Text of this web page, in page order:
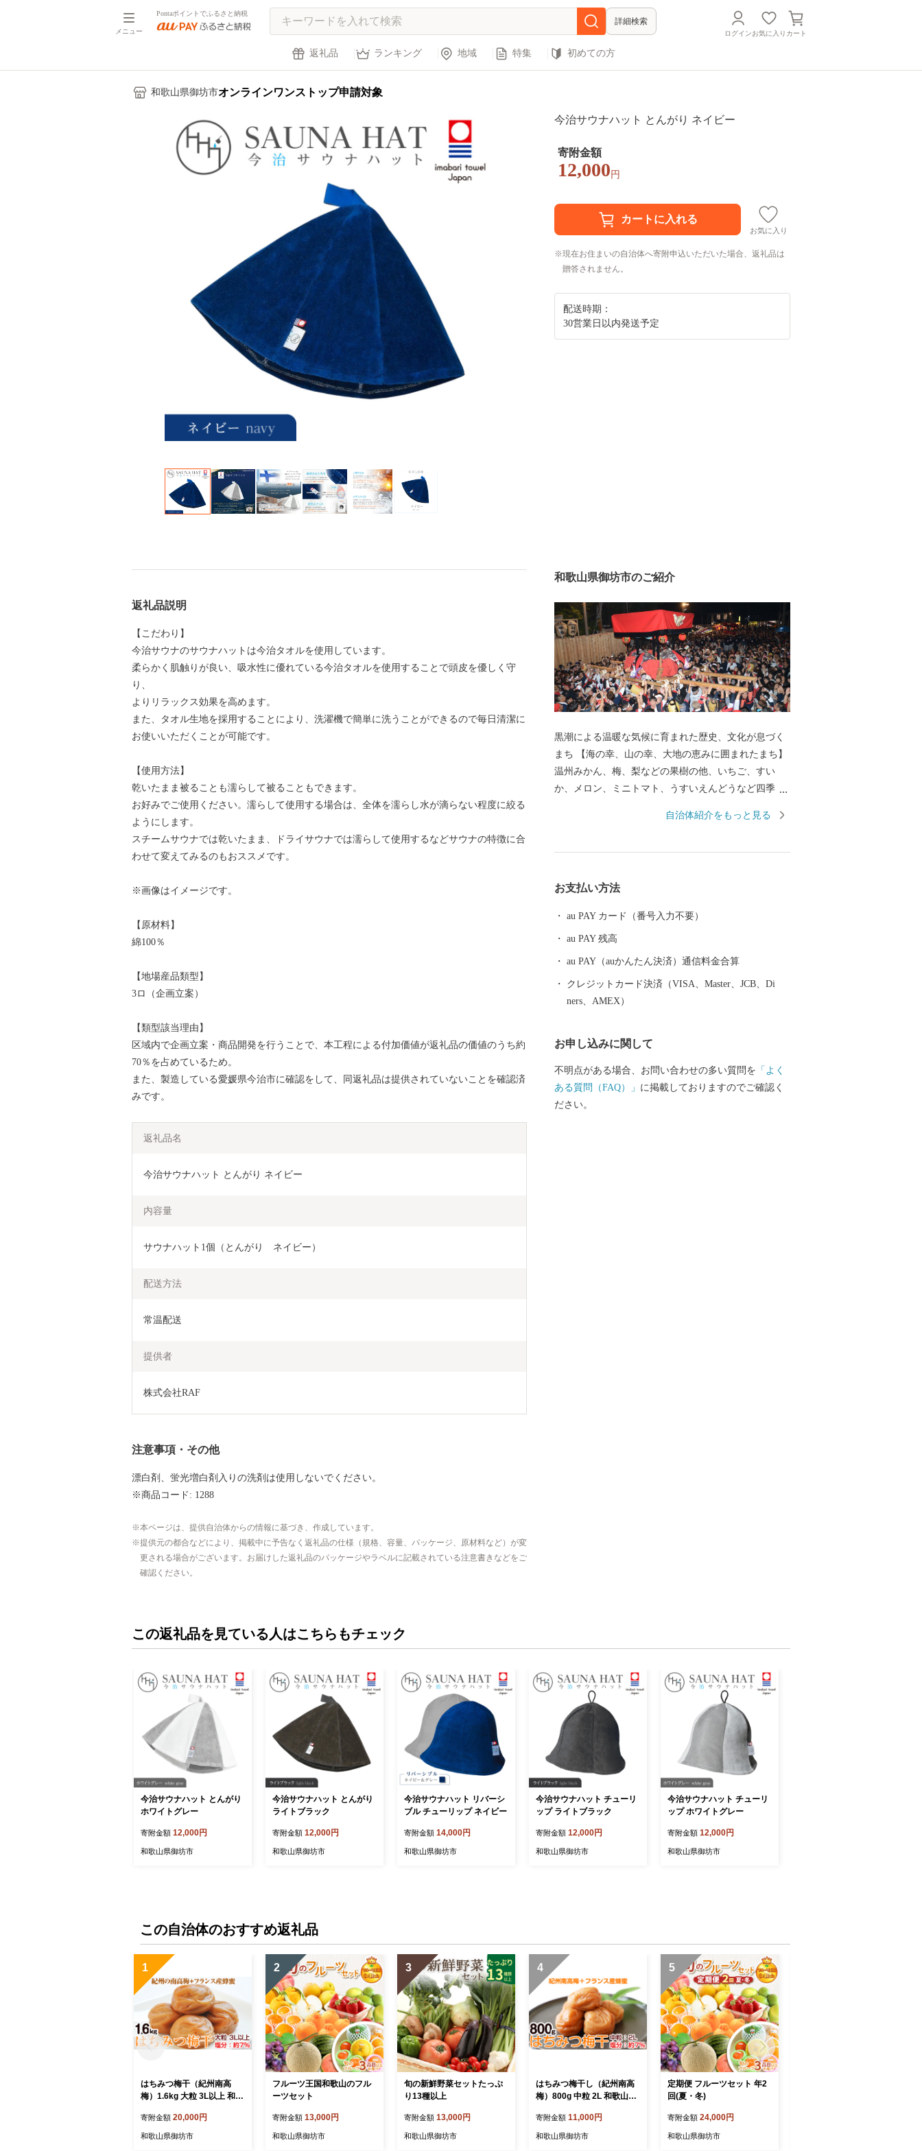
メニュー
Pontaポイントでふるさと納税
詳細検索
ログインお気に入り カート
返礼品 ランキング 地域 特集 初めての方
和歌山県御坊市オンラインワンストップ申請対象
今治サウナハット とんがり ネイビー
寄附金額
12,000 円
お気に入り
現在お住まいの自治体へ寄附申込いただいた場合、返礼品は
贈答されません。
配送時期：
30営業日以内発送予定
返礼品説明
【こだわり】
今治サウナのサウナハットは今治タオルを使用しています。
柔らかく肌触りが良い、吸水性に優れている今治タオルを使用することで頭皮を優しく守
り、
よりリラックス効果を高めます。
また、タオル生地を採用することにより、洗濯機で簡単に洗うことができるので毎日清潔に
お使いいただくことが可能です。
【使用方法】
乾いたまま被ることも濡らして被ることもできます。
お好みでご使用ください。濡らして使用する場合は、全体を濡らし水が滴らない程度に絞る
ようにします。
スチームサウナでは乾いたまま、ドライサウナでは濡らして使用するなどサウナの特徴に合
わせて変えてみるのもおススメです。
※画像はイメージです。
【原材料】
綿100％
【地場産品類型】
3ロ（企画立案）
【類型該当理由】
区域内で企画立案・商品開発を行うことで、本工程による付加価値が返礼品の価値のうち約
70％を占めているため。
また、製造している愛媛県今治市に確認をして、同返礼品は提供されていないことを確認済
みです。
返礼品名
今治サウナハット とんがり ネイビー
内容量
サウナハット1個（とんがり　ネイビー）
配送方法
常温配送
提供者
株式会社RAF
注意事項・その他
漂白剤、蛍光増白剤入りの洗剤は使用しないでください。
※商品コード: 1288
本ページは、提供自治体からの情報に基づき、作成しています。
提供元の都合などにより、掲載中に予告なく返礼品の仕様（規格、容量、パッケージ、原材料など）が変
更される場合がございます。お届けした返礼品のパッケージやラベルに記載されている注意書きなどをご
確認ください。
和歌山県御坊市のご紹介
黒潮による温暖な気候に育まれた歴史、文化が息づく
まち 【海の幸、山の幸、大地の恵みに囲まれたまち】
温州みかん、梅、梨などの果樹の他、いちご、すい
か、メロン、ミニトマト、うすいえんどうなど四季
紀伊水道の豊かな漁場では、あじ、さば、タチウオ、
知られています。 【自然あふれる豊かなまち】 いちご
狩りやメロン狩り、花摘みを楽しめる観光農園、高速
場があり、大阪から約2時間、気軽にアウトドアが楽し
めます。 【歴史とロマンが息づくまち】 熊野古道（紀
伊路）にある旧跡をはじめ、「御坊」の由来となった
暮らせるための福祉の充実に活用いたします。 笑顔あ
ふれる御坊のために皆様の応援をよろしくお願いしま
自治体紹介をもっと見る
お支払い方法
au PAY カード（番号入力不要）
au PAY 残高
au PAY（auかんたん決済）通信料金合算
クレジットカード決済（VISA、Master、JCB、Di
ners、AMEX）
お申し込みに関して
不明点がある場合、お問い合わせの多い質問を 「よく
ある質問（FAQ）」 に掲載しておりますのでご確認く
ださい。
この返礼品を見ている人はこちらもチェック
今治サウナハット とんがり
ホワイトグレー
寄附金額 12,000円
和歌山県御坊市
今治サウナハット とんがり
ライトブラック
寄附金額 12,000円
和歌山県御坊市
今治サウナハット リバーシ
ブル チューリップ ネイビー
寄附金額 14,000円
和歌山県御坊市
今治サウナハット チューリ
ップ ライトブラック
寄附金額 12,000円
和歌山県御坊市
今治サウナハット チューリ
ップ ホワイトグレー
寄附金額 12,000円
和歌山県御坊市
この自治体のおすすめ返礼品
1
はちみつ梅干（紀州南高
梅）1.6kg 大粒 3L以上 和歌
寄附金額 20,000円
和歌山県御坊市
2
フルーツ王国和歌山のフル
ーツセット
寄附金額 13,000円
和歌山県御坊市
3
旬の新鮮野菜セットたっぷ
り13種以上
寄附金額 13,000円
和歌山県御坊市
4
はちみつ梅干し（紀州南高
梅）800g 中粒 2L 和歌山県
寄附金額 11,000円
和歌山県御坊市
5
定期便 フルーツセット 年2
回(夏・冬)
寄附金額 24,000円
和歌山県御坊市